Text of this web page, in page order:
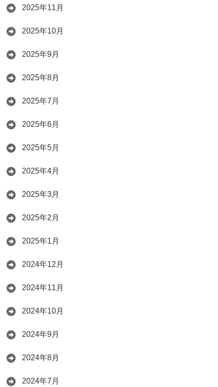
2025年11月
2025年10月
2025年9月
2025年8月
2025年7月
2025年6月
2025年5月
2025年4月
2025年3月
2025年2月
2025年1月
2024年12月
2024年11月
2024年10月
2024年9月
2024年8月
2024年7月